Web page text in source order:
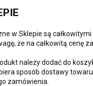
w Sklepie są
że na całkowitą cenę
należy dodać do
sposób dostawy
zamówienia.